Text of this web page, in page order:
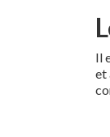
Il
et